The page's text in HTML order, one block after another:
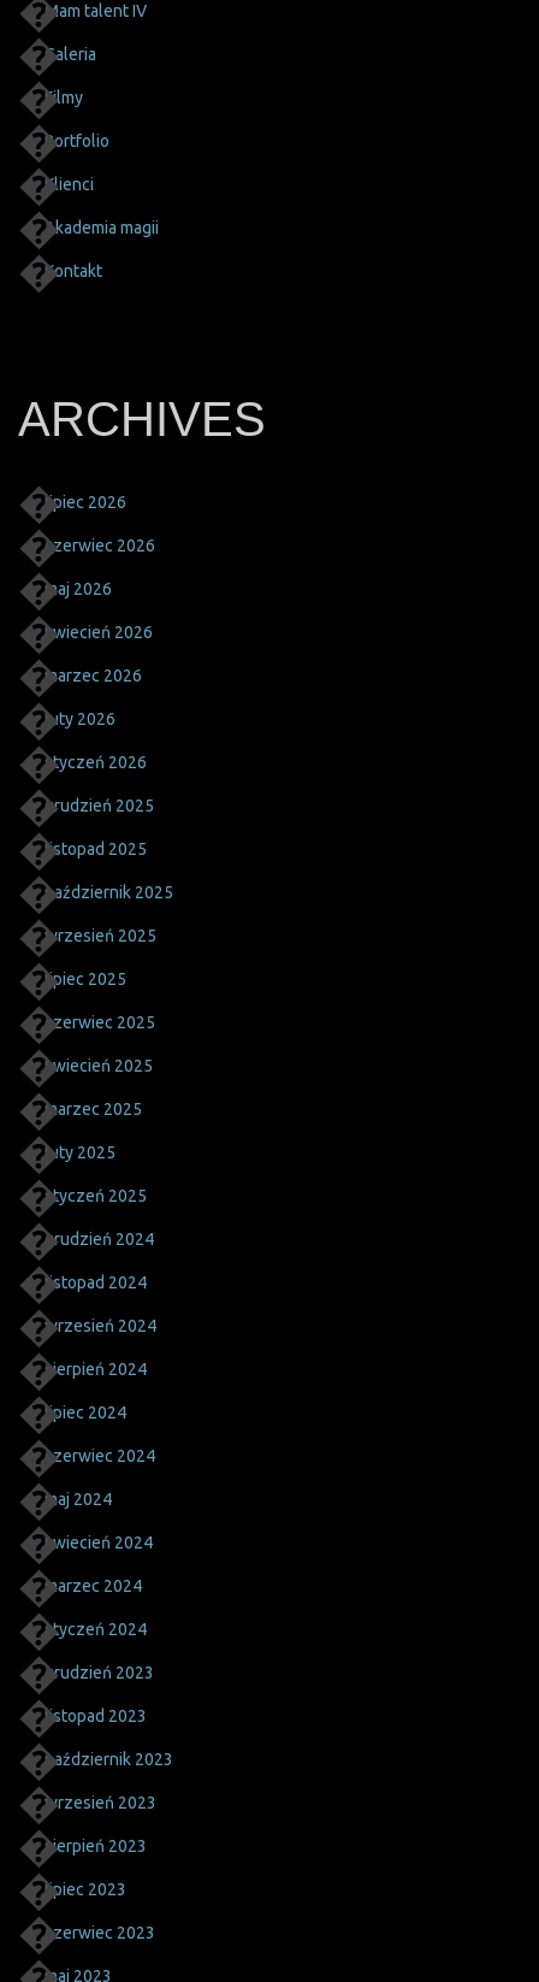
Mam talent IV
Galeria
Filmy
Portfolio
Klienci
Akademia magii
Kontakt
ARCHIVES
lipiec 2026
czerwiec 2026
maj 2026
kwiecień 2026
marzec 2026
luty 2026
styczeń 2026
grudzień 2025
listopad 2025
październik 2025
wrzesień 2025
lipiec 2025
czerwiec 2025
kwiecień 2025
marzec 2025
luty 2025
styczeń 2025
grudzień 2024
listopad 2024
wrzesień 2024
sierpień 2024
lipiec 2024
czerwiec 2024
maj 2024
kwiecień 2024
marzec 2024
styczeń 2024
grudzień 2023
listopad 2023
październik 2023
wrzesień 2023
sierpień 2023
lipiec 2023
czerwiec 2023
maj 2023